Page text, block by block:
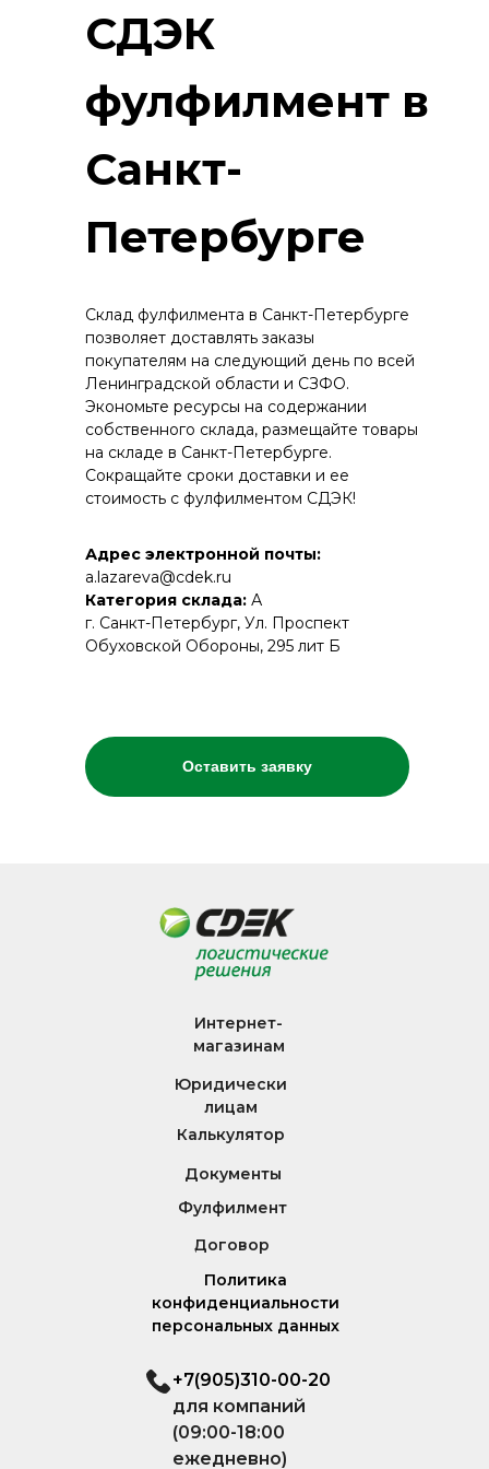
СДЭК
фулфилмент в
Санкт-
Петербурге
Склад фулфилмента в Санкт-Петербурге
позволяет доставлять заказы
покупателям на следующий день по всей
Ленинградской области и СЗФО.
Экономьте ресурсы на содержании
собственного склада, размещайте товары
на складе в Санкт-Петербурге.
Сокращайте сроки доставки и ее
стоимость с фулфилментом СДЭК!
Адрес электронной почты:
a.lazareva@cdek.ru
Категория склада: А
г. Санкт-Петербург, Ул. Проспект
Обуховской Обороны, 295 лит Б
Оставить заявку
Интернет-
магазинам
Юридически
лицам
Фулфилмент
Договор
Калькулятор
Документы
+7(905)310-00-20
для компаний
(09:00-18:00
ежедневно)
Политика
конфиденциальности
персональных данных